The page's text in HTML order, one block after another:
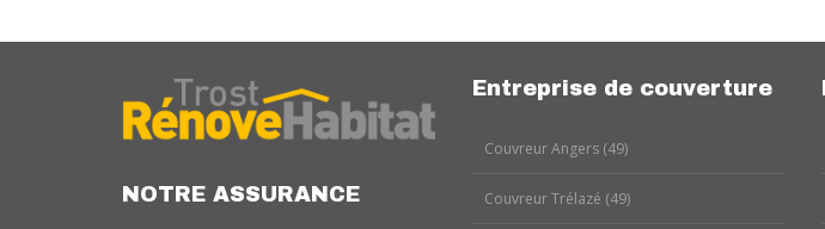
NOTRE ASSURANCE
Entreprise de couverture
Couvreur Angers (49)
Couvreur Trélazé (49)